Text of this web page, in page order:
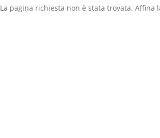
La pagina richiesta non è stata trovata.